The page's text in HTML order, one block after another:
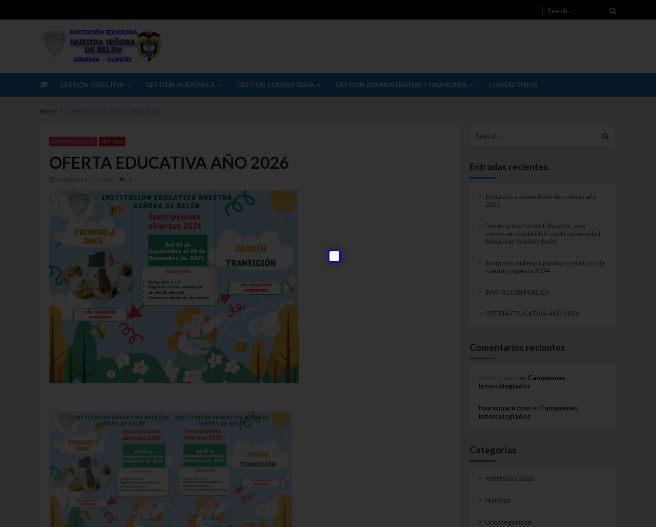
Search for:
GESTIÓN DIRECTIVA GESTIÓN ACADÉMICA GESTIÓN COMUNITARIA GESTIÓN ADMINISTRATIVA Y FINANCIERA CONTACTENOS
Home OFERTA EDUCATIVA AÑO 2026
MATRÍCULAS 2026 NOTICIAS
OFERTA EDUCATIVA AÑO 2026
septiembre 12, 2024 0
Entradas recientes
Invitación a la rendición de cuentas año
2025
Desde la Institución Educativa , nos
unimos en solidaridad con la universidad
Alexander Von Humboldt
Invitación audiencia pública y rendición de
cuentas, vigencia 2024
INVITACION PUBLICA
OFERTA EDUCATIVA AÑO 2026
Comentarios recientes
admin_pagina en Campeones
Intercolegiados
foursquare.com en Campeones
Intercolegiados
Categorías
matrículas 2026
Noticias
Uncategorized